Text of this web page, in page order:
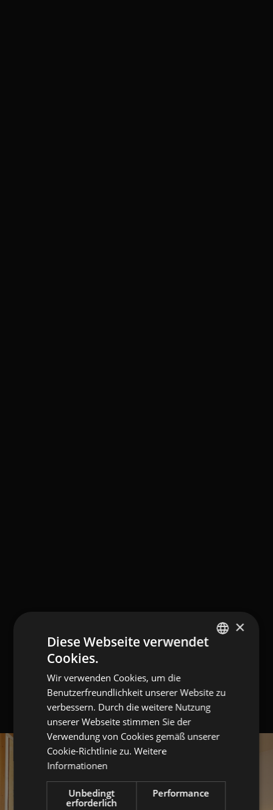
×
Diese Webseite verwendet
Cookies.
Wir verwenden Cookies, um die
Benutzerfreundlichkeit unserer Website zu
verbessern. Durch die weitere Nutzung
unserer Webseite stimmen Sie der
Verwendung von Cookies gemäß unserer
Cookie-Richtlinie zu. Weitere
Informationen
Unbedingt
erforderlich
Performance